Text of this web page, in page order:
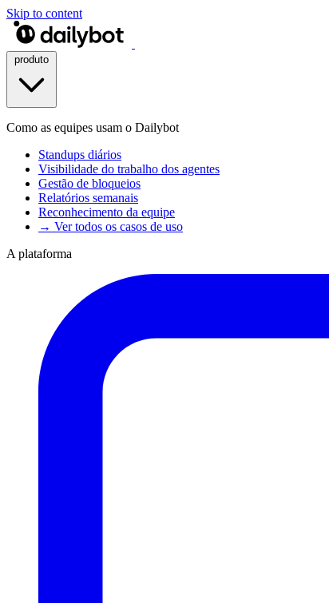
Skip to content
Como as equipes usam o Dailybot
Standups diários
Visibilidade do trabalho dos agentes
Gestão de bloqueios
Relatórios semanais
Reconhecimento da equipe
→ Ver todos os casos de uso
A plataforma